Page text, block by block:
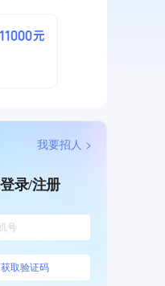
元
录/注册
获取验证码
我要招人 >